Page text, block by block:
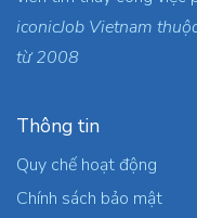
iconicJob Vietnam
từ 2008
Thông tin
Quy chế hoạt động
Chính sách bảo mật